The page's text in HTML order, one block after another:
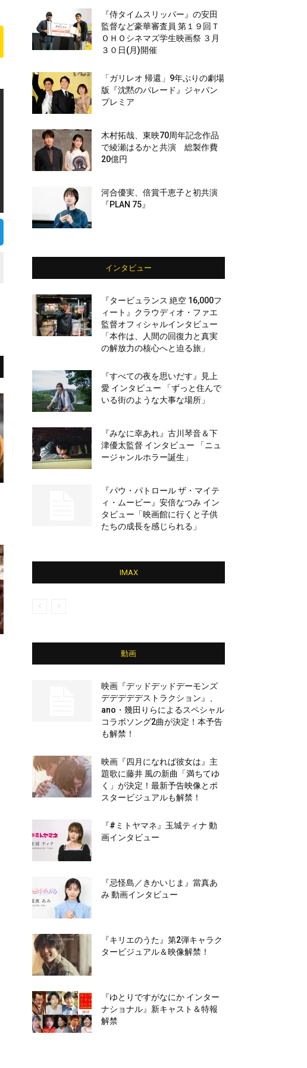
『侍タイムスリッパー』の安田
監督など豪華審査員 第１９回Ｔ
ＯＨＯシネマズ学生映画祭 ３月
３０日(月)開催
「ガリレオ 帰還」9年ぶりの劇場
版『沈黙のパレード』ジャパン
プレミア
木村拓哉、東映70周年記念作品
で綾瀬はるかと共演 総製作費
20億円
河合優実、倍賞千恵子と初共演
『PLAN 75』
インタビュー
『タービュランス 絶空 16,000フ
ィート』クラウディオ・ファエ
監督オフィシャルインタビュー
「本作は、人間の回復力と真実
の解放力の核心へと迫る旅」
『すべての夜を思いだす』見上
愛 インタビュー 「ずっと住んで
いる街のような大事な場所」
『みなに幸あれ』古川琴音＆下
津優太監督 インタビュー 「ニュ
ージャンルホラー誕生」
『パウ・パトロール ザ・マイテ
ィ・ムービー』安倍なつみ イン
タビュー「映画館に行くと子供
たちの成長を感じられる」
IMAX
動画
映画『デッドデッドデーモンズ
デデデデデストラクション』、
ano・幾田りらによるスペシャル
コラボソング2曲が決定！本予告
も解禁！
映画『四月になれば彼女は』主
題歌に藤井 風の新曲「満ちてゆ
く」が決定！最新予告映像とポ
スタービジュアルも解禁！
『#ミトヤマネ』玉城ティナ 動
画インタビュー
『忌怪島／きかいじま』當真あ
み 動画インタビュー
『キリエのうた』第2弾キャラク
タービジュアル＆映像解禁！
『ゆとりですがなにか インター
ナショナル』新キャスト＆特報
解禁